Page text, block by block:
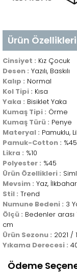
Ürün Özellikleri
Cinsiyet : Kız Çocuk
Desen : Yazılı, Baskılı
Kalıp : Normal
Kol Tipi : Kısa
Yaka : Bisiklet Yaka
Kumaş Tipi : Örme
Kumaş Türü : Penye
Materyal : Pamuklu,
Pamuk-Cotton : %45
Likra : %10
Polyester : %45
Ürün Özellikleri :
Mevsim : Yaz, İlkbahar
Stil : Trend
Numune Bedeni : 3
Ölçü : Bedenler arası
cm
Ürün Sezonu : 2021 / 1
Yıkama Derecesi :
Ödeme